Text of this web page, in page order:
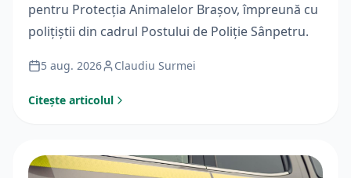
pentru Protecția Animalelor Brașov, împreună cu
polițiștii din cadrul Postului de Poliție Sânpetru.
5 aug. 2026 Claudiu Surmei
Citește articolul